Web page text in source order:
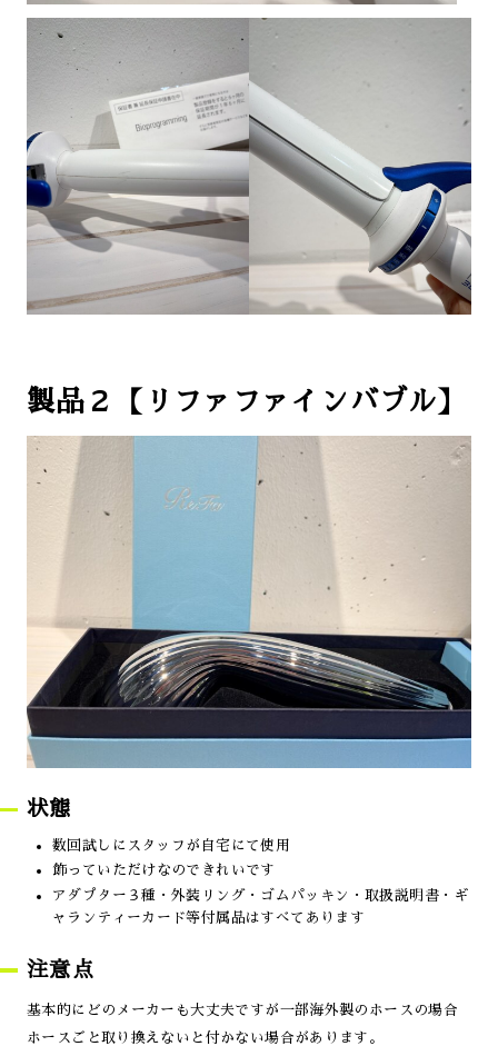
製品２【リファファインバブル】
状態
数回試しにスタッフが自宅にて使用
飾っていただけなのできれいです
アダプター３種・外装リング・ゴムパッキン・取扱説明書・ギ
ャランティーカード等付属品はすべてあります
注意点
基本的にどのメーカーも大丈夫ですが一部海外製のホースの場合
ホースごと取り換えないと付かない場合があります。